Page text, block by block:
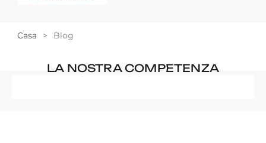
Casa > Blog
LA NOSTRA COMPETENZA